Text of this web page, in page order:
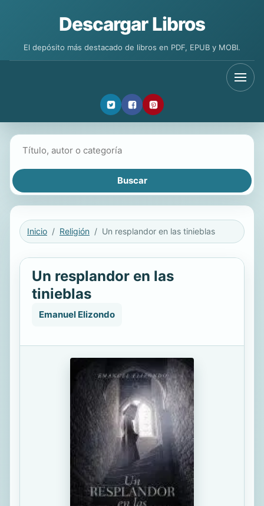
Descargar Libros
El depósito más destacado de libros en PDF, EPUB y MOBI.
Inicio Religión Un resplandor en las tinieblas
Un resplandor en las
tinieblas
Emanuel Elizondo